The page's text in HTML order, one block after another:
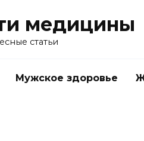
медицины
статьи
Мужское здоровье